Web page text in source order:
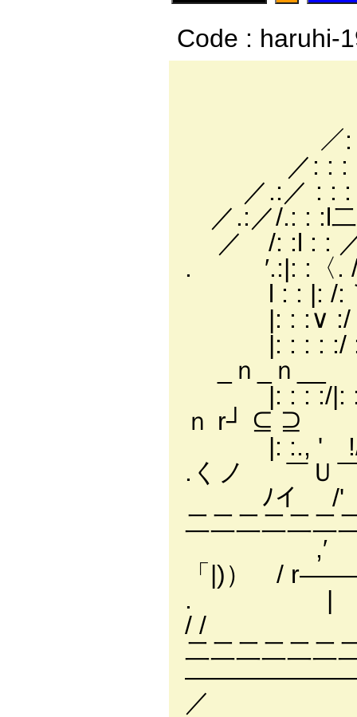
Code : haruhi-
／: : :┌─‐-
／: : : :
／.:／ : : : :
／.:／/.: : :l
／ /: :l : :
. ′.:|: :〈. /
l : : |: /:
|: : :∨ :/
|: : : :
_ｎ_ｎ
|: : : :/
ｎ r┘ ⊆ ⊇
|: :., '
.くノ ￣Ｕ
ﾉイ /'
二二二二二二
,′ |
「|)） /
. | |
/ /
二二二二二